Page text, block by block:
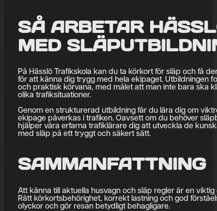
SÅ ARBETAR
MED
På Hässlö Trafikskola kan du ta körkort för släp och få
för att känna dig trygg med hela ekipaget. Utbildningen
och praktisk körvana, med målet att man inte bara ska
olika trafiksituationer.
Genom en strukturerad utbildning får du lära dig om
ekipage påverkas i trafiken. Oavsett om du behöver
hjälper våra erfarna trafiklärare dig att utveckla de
med släp på ett tryggt och säkert sätt.
SAMMANFATTNING
Att känna till aktuella husvagn och släp regler är en
Rätt körkortsbehörighet, korrekt lastning och god
olyckor och gör resan betydligt behagligare.